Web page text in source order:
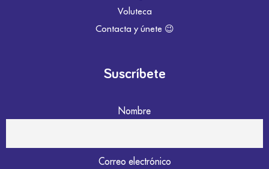
Voluteca
Contacta y únete 😉
Suscríbete
Nombre
Correo electrónico